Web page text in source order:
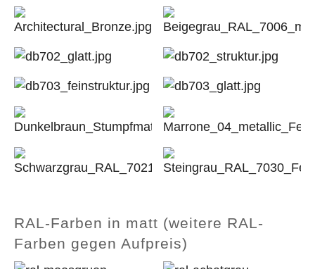
RAL-Farben in matt (weitere RAL-
Farben gegen Aufpreis)